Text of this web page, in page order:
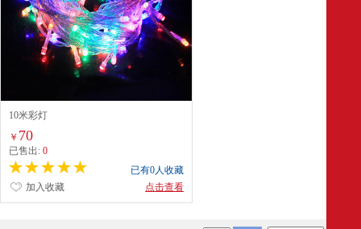
10米彩灯
￥ 70
已售出: 0
已有0人收藏
点击查看
加入收藏